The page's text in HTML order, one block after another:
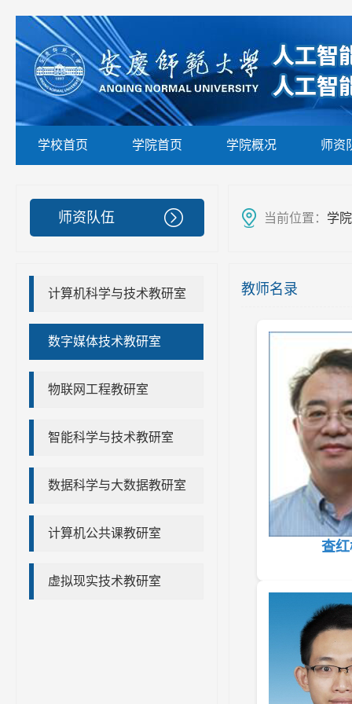
学校首页 学院首页 学院概况 师资
师资队伍 当前位置： 学
计算机科学与技术教研室
数字媒体技术教研室
物联网工程教研室
智能科学与技术教研室
数据科学与大数据教研室
计算机公共课教研室
虚拟现实技术教研室
教师名录
查